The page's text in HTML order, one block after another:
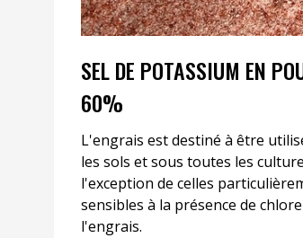
SEL DE POTASSIUM EN
60%
L'engrais est destiné à être
les sols et sous toutes les
l'exception de celles
sensibles à la présence de
l'engrais.